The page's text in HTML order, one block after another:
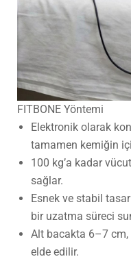
FITBONE Yöntemi
Elektronik olarak
tamamen kemiğin
100 kg’a kadar
sağlar.
Esnek ve stabil
bir uzatma süreci
Alt bacakta 6–7
elde edilir.